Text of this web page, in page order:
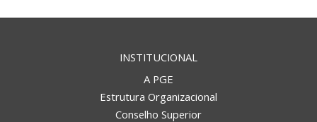
INSTITUCIONAL
A PGE
Estrutura Organizacional
Conselho Superior